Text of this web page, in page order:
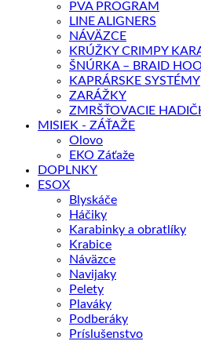
PVA PROGRAM
LINE ALIGNERS
NÁVÄZCE
KRÚŽKY CRIMPY
ŠNÚRKA – BRAID
KAPRÁRSKE SYSTÉMY
ZARÁŽKY
ZMRŠŤOVACIE
MISIEK - ZÁŤAŽE
Olovo
EKO Záťaže
DOPLNKY
ESOX
Blyskáče
Háčiky
Karabinky a obratlíky
Krabice
Náväzce
Navijaky
Pelety
Plaváky
Podberáky
Príslušenstvo